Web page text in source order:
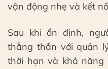
vận động nhẹ và kết
Sau khi ổn định,
thẳng thắn với quản
thời hạn và khả năng